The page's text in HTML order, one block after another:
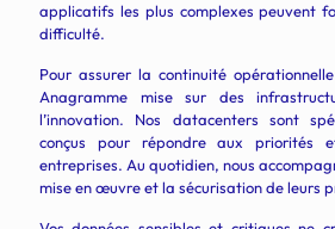
applicatifs les plus complexes peuvent
difficulté.
Pour assurer la continuité
Anagramme mise sur des
l’innovation. Nos datacenters sont
conçus pour répondre aux priorités
entreprises. Au quotidien, nous
mise en œuvre et la sécurisation de leurs